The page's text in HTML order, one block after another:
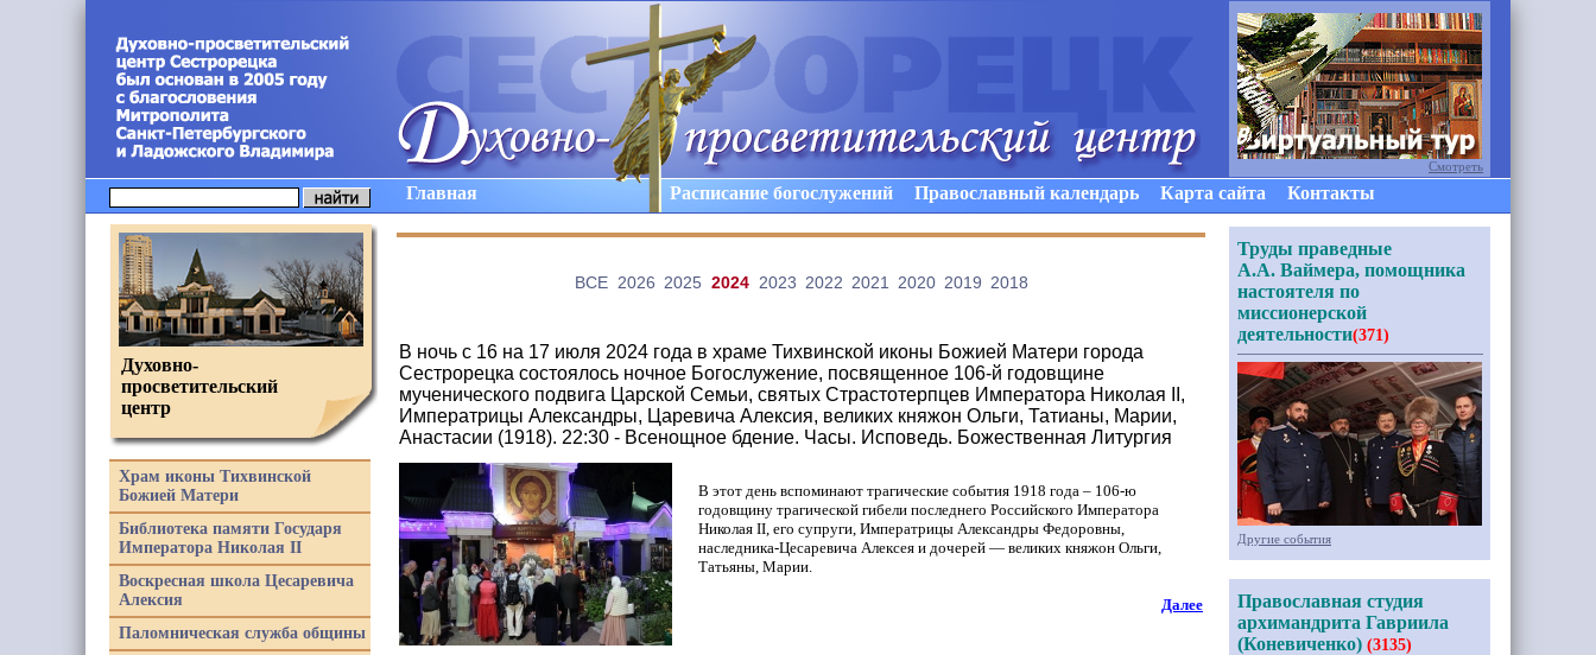
Главная Расписание богослужений Православный календарь Карта сайта Контакты
ВCE 2026 2025 2024 2023 2022 2021 2020 2019 2018
В ночь с 16 на 17 июля 2024 года в храме Тихвинской иконы Божией Матери города
Сестрорецка состоялось ночное Богослужение, посвященное 106-й годовщине
мученического подвига Царской Семьи, святых Страстотерпцев Императора Николая II,
Императрицы Александры, Царевича Алексия, великих княжон Ольги, Татианы, Марии,
Анастасии (1918). 22:30 - Всенощное бдение. Часы. Исповедь. Божественная Литургия
В этот день вспоминают трагические события 1918 года – 106-ю
годовщину трагической гибели последнего Российского Императора
Николая II, его супруги, Императрицы Александры Федоровны,
наследника-Цесаревича Алексея и дочерей — великих княжон Ольги,
Татьяны, Марии.
Далее
Духовно-
просветительский
центр
Храм иконы Тихвинской
Божией Матери
Библиотека памяти Государя
Императора Николая II
Воскресная школа Цесаревича
Алексия
Паломническая служба общины
Смотреть
Труды праведные
А.А. Ваймера, помощника
настоятеля по
миссионерской
деятельности(371)
Другие события
Православная студия
архимандрита Гавриила
(Коневиченко) (3135)